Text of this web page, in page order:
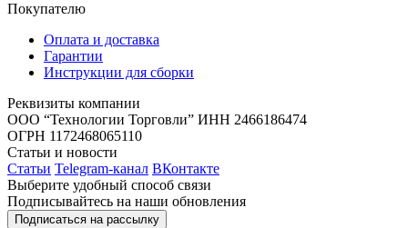
Покупателю
Оплата и доставка
Гарантии
Инструкции для сборки
Реквизиты компании
ООО “Технологии Торговли” ИНН 2466186474
ОГРН 1172468065110
Статьи и новости
Статьи Telegram-канал ВКонтакте
Выберите удобный способ связи
Подписывайтесь на наши обновления
Подписаться на рассылку